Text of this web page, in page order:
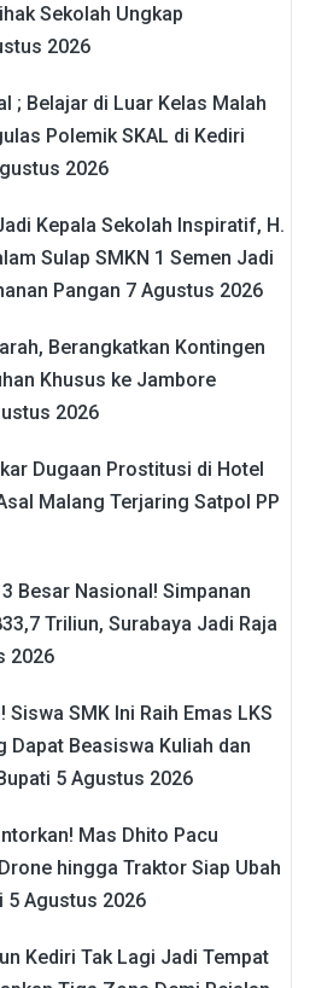
Sekolah Ungkap
2026
; Belajar di Luar Kelas Malah
Polemik SKAL di Kediri
2026
Kepala Sekolah Inspiratif, H.
Sulap SMKN 1 Semen Jadi
Pangan 7 Agustus 2026
Berangkatkan Kontingen
Khusus ke Jambore
2026
Dugaan Prostitusi di Hotel
Malang Terjaring Satpol PP
Besar Nasional! Simpanan
Triliun, Surabaya Jadi Raja
2026
Siswa SMK Ini Raih Emas LKS
Dapat Beasiswa Kuliah dan
5 Agustus 2026
Mas Dhito Pacu
hingga Traktor Siap Ubah
5 Agustus 2026
Kediri Tak Lagi Jadi Tempat